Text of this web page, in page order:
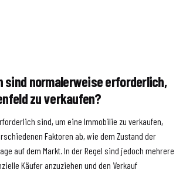
sind normalerweise erforderlich,
zu verkaufen?
sind, um eine Immobilie zu verkaufen,
Faktoren ab, wie dem Zustand der
auf dem Markt. In der Regel sind jedoch mehrere
Käufer anzuziehen und den Verkauf